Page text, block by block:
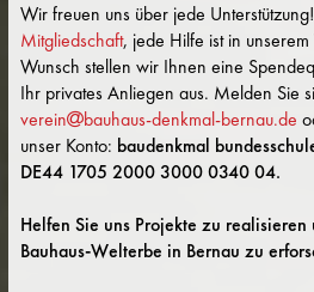
Wir freuen uns über jede
Mitgliedschaft, jede Hilfe ist in
Wunsch stellen wir Ihnen eine
Ihr privates Anliegen aus. Melden Sie
verein
bauhaus-denkmal-bernau.de
unser Konto: baudenkmal
DE44 1705 2000 3000 0340 04.
Helfen Sie uns Projekte zu
Bauhaus-Welterbe in Bernau zu